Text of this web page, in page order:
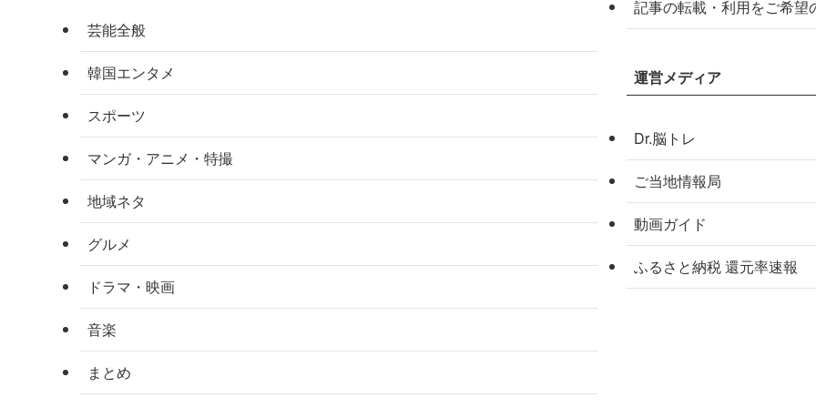
芸能全般
韓国エンタメ
スポーツ
マンガ・アニメ・特撮
地域ネタ
グルメ
ドラマ・映画
音楽
まとめ
記事の転載・利用をご希望
運営メディア
Dr.脳トレ
ご当地情報局
動画ガイド
ふるさと納税 還元率速報